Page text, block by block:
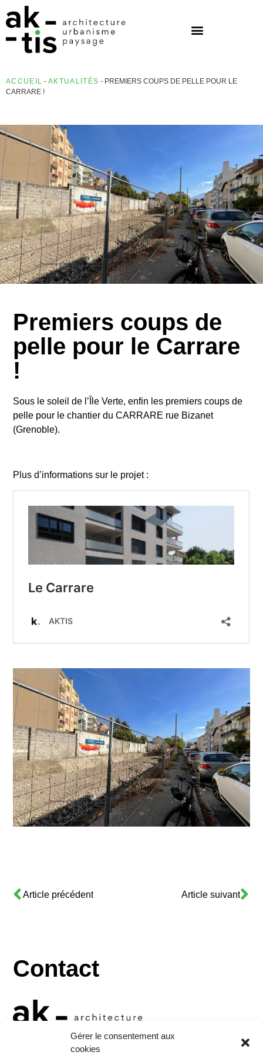
Gérer le consentement aux
cookies
ACCUEIL -AKTUALITÉS - PREMIERS COUPS DE PELLE POUR LE
CARRARE !
Premiers coups de
pelle pour le Carrare
!
Sous le soleil de l’Île Verte, enfin les premiers coups de
pelle pour le chantier du CARRARE rue Bizanet
(Grenoble).
Plus d’informations sur le projet :
Article précédent Article suivant
Contact